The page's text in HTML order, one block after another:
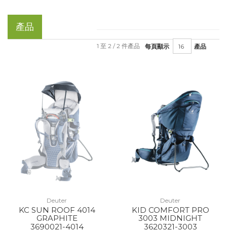
產品
每頁顯示 產品
1 至 2 / 2 件產品
Deuter
KC SUN ROOF 4014
GRAPHITE
3690021-4014
Deuter
KID COMFORT PRO
3003 MIDNIGHT
3620321-3003